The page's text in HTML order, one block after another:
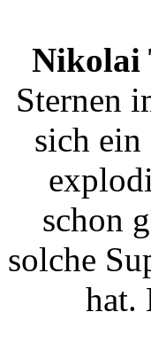
Nikolai
Sternen
sich ein
schon
solche
hat.